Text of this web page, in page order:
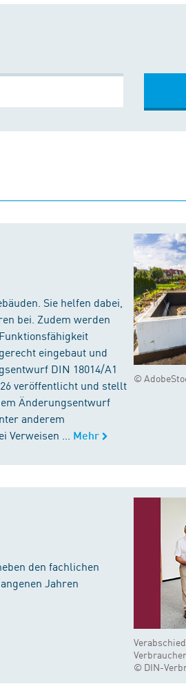
©
Sie helfen dabei,
bei. Zudem werden
eingebaut und
DIN 18014/A1
veröffentlicht und stellt
Änderungsentwurf
anderem
...
Mehr
© DIN-
den fachlichen
Jahren